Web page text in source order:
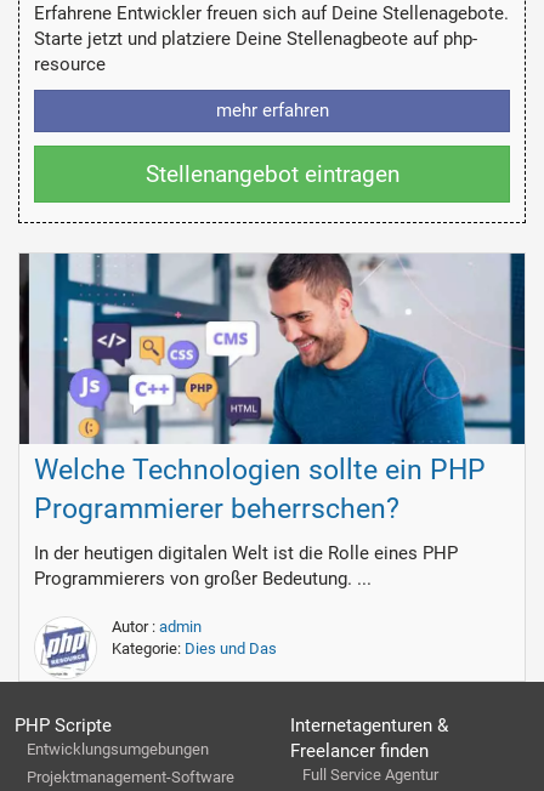
Erfahrene Entwickler freuen sich auf Deine Stellenagebote.
Starte jetzt und platziere Deine Stellenagbeote auf php-
resource
mehr erfahren
Stellenangebot eintragen
Welche Technologien sollte ein PHP
Programmierer beherrschen?
In der heutigen digitalen Welt ist die Rolle eines PHP
Programmierers von großer Bedeutung. ...
Autor : admin
Kategorie: Dies und Das
PHP Scripte
Entwicklungsumgebungen
Projektmanagement-Software
Internetagenturen &
Freelancer finden
Full Service Agentur